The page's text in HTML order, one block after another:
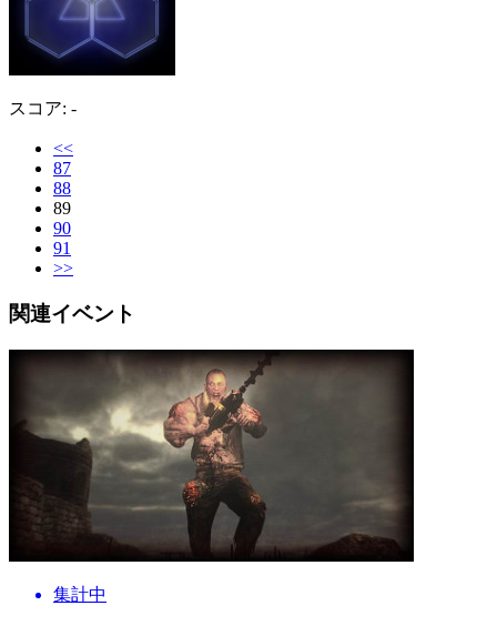
スコア: -
<<
87
88
89
90
91
>>
関連イベント
集計中